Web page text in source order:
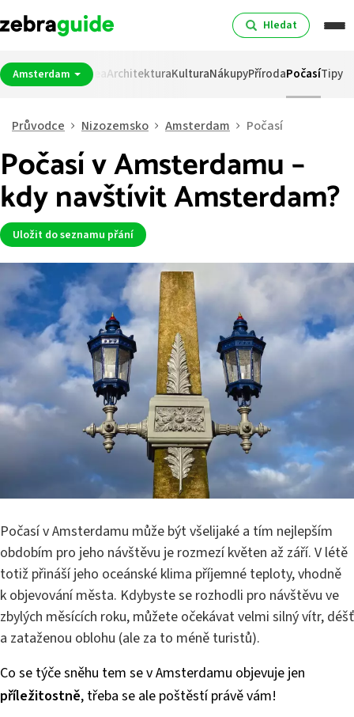
Hledat
Amsterdam
Noční život MuzeaArchitekturaKulturaNákupyPřírodaPočasíTipy
Průvodce Nizozemsko Amsterdam Počasí
Počasí v Amsterdamu –
kdy navštívit Amsterdam?
Uložit do seznamu přání
Počasí v Amsterdamu může být všelijaké a tím nejlepším
obdobím pro jeho návštěvu je rozmezí květen až září. V létě
totiž přináší jeho oceánské klima příjemné teploty, vhodně
k objevování města. Kdybyste se rozhodli pro návštěvu ve
zbylých měsících roku, můžete očekávat velmi silný vítr, déšť
a zataženou oblohu (ale za to méně turistů).
Co se týče sněhu tem se v Amsterdamu objevuje jen
příležitostně, třeba se ale poštěstí právě vám!